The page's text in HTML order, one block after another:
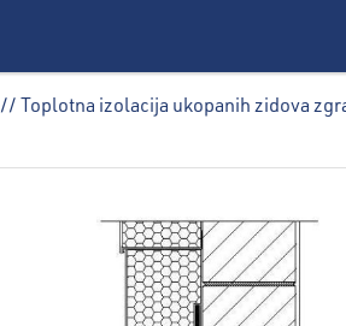
// Toplotna izolacija ukopanih zidova